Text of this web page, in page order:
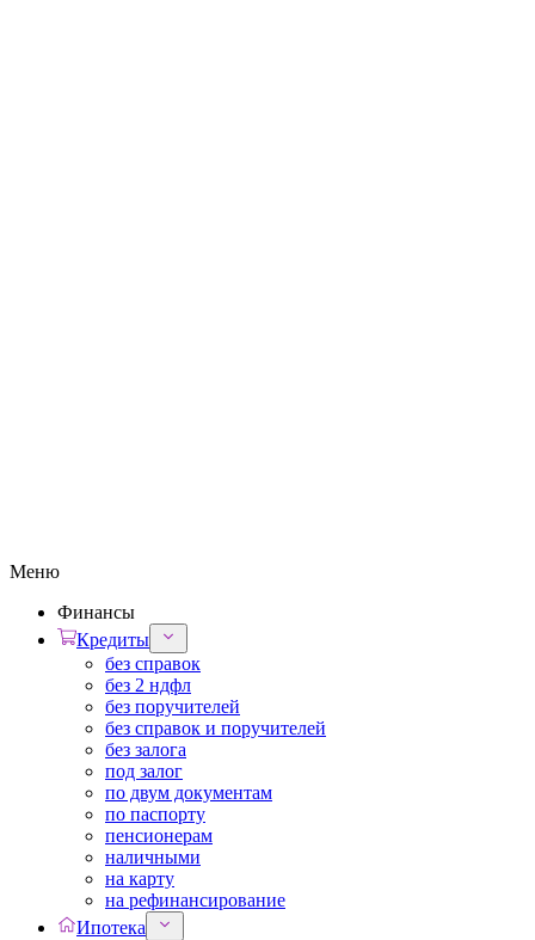
Меню
Финансы
Кредиты
без справок
без 2 ндфл
без поручителей
без справок и поручителей
без залога
под залог
по двум документам
по паспорту
пенсионерам
наличными
на карту
на рефинансирование
Ипотека